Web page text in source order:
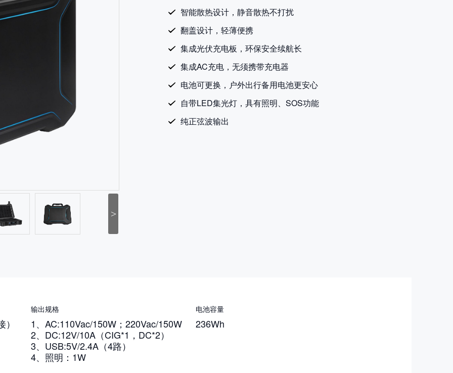
>
智能散热设计，静音散热不打扰
翻盖设计，轻薄便携
集成光伏充电板，环保安全续航长
集成AC充电，无须携带充电器
电池可更换，户外出行备用电池更安心
自带LED集光灯，具有照明、SOS功能
纯正弦波输出
输出规格
1、AC:110Vac/150W；220Vac/150W
2、DC:12V/10A（CIG*1，DC*2）
3、USB:5V/2.4A（4路）
4、照明：1W
电池容量
236Wh